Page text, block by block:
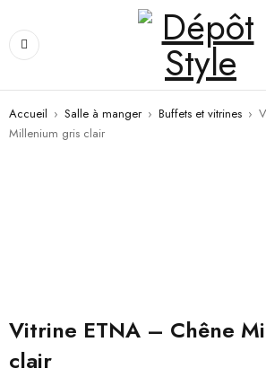
Accueil › Salle à manger › Buffets et vitrines ›
Millenium gris clair
Vitrine ETNA – Chêne
clair